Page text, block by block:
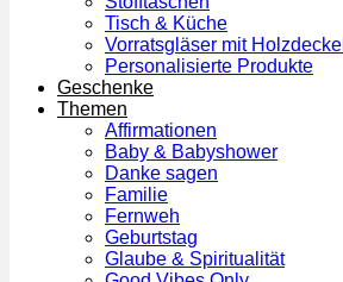
Tisch & Küche
Vorratsgläser mit Holzdeckel
Personalisierte Produkte
Geschenke
Themen
Affirmationen
Baby & Babyshower
Danke sagen
Familie
Fernweh
Geburtstag
Glaube & Spiritualität